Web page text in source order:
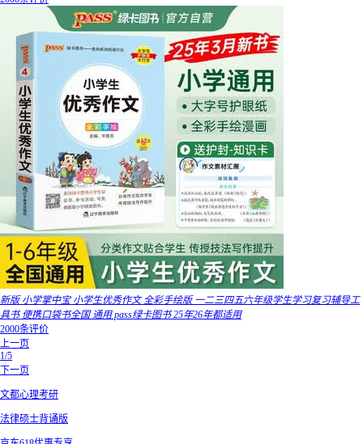
新版 小学掌中宝 小学生优秀作文 全彩手绘版 一二三四五六年级学生学习复习辅导工
具书 便携口袋书全国 通用 pass绿卡图书 25年26年都适用
2000条评价
上一页
1/5
下一页
文都心理考研
法律硕士背诵版